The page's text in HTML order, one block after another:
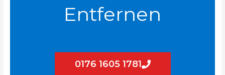
Entfernen
0176 1605 1781